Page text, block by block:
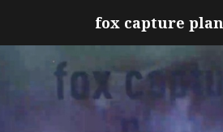
fox capture plan